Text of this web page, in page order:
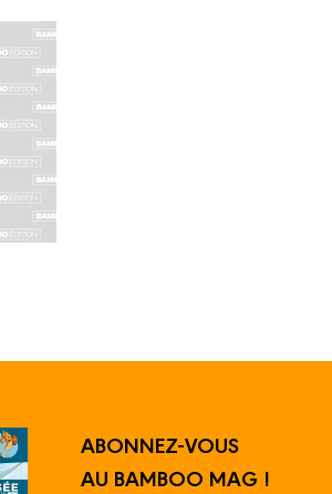
ABONNEZ-VOUS
AU BAMBOO MAG !